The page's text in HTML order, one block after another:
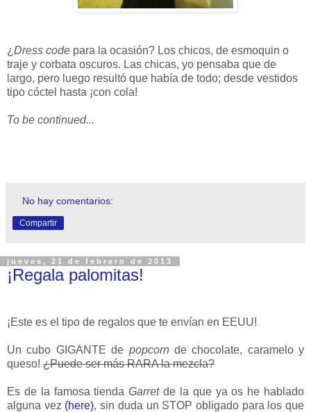
¿ Dress code para la ocasión? Los chicos, de esmoquin o
traje y corbata oscuros. Las chicas, yo pensaba que de
largo, pero luego resultó que había de todo; desde vestidos
tipo cóctel hasta ¡con cola!
To be continued...
No hay comentarios:
Compartir
jueves, 21 de febrero de 2013
¡Regala palomitas!
¡Este es el tipo de regalos que te envían en EEUU!
Un cubo GIGANTE de popcorn de chocolate, caramelo y
queso! ¿Puede ser más RARA la mezcla?
Es de la famosa tiendaGarretde la que ya os he hablado
alguna vez (here), sin duda un STOP obligado para los que